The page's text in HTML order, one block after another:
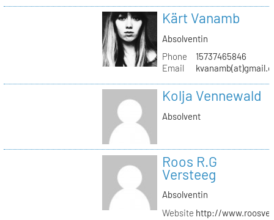
Kärt Vanamb
Absolventin
Phone
15737465846
Email
Kolja Vennewald
Absolvent
Roos R.G
Versteeg
Absolventin
Website http://